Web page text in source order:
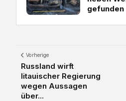
gefunden
Vorherige
Russland wirft
litauischer Regierung
wegen Aussagen
über...